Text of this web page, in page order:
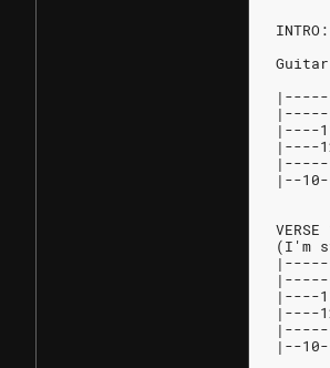
INTRO:
|----
|----
|--
VERSE
(I'm
|----
|----
|--